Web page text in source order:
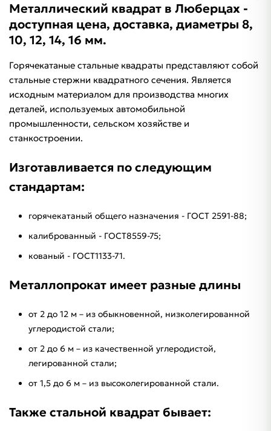
Металлический квадрат в Люберцах -
доступная цена, доставка, диаметры 8,
10, 12, 14, 16 мм.
Горячекатаные стальные квадраты представляют собой
стальные стержни квадратного сечения. Является
исходным материалом для производства многих
деталей, используемых автомобильной
промышленности, сельском хозяйстве и
станкостроении.
Изготавливается по следующим
стандартам:
горячекатаный общего назначения - ГОСТ 2591-88;
калиброванный - ГОСТ8559-75;
кованый - ГОСТ1133-71.
Металлопрокат имеет разные длины
от 2 до 12 м – из обыкновенной, низколегированной
углеродистой стали;
от 2 до 6 м – из качественной углеродистой,
легированной стали;
от 1,5 до 6 м – из высоколегированной стали.
Также стальной квадрат бывает: